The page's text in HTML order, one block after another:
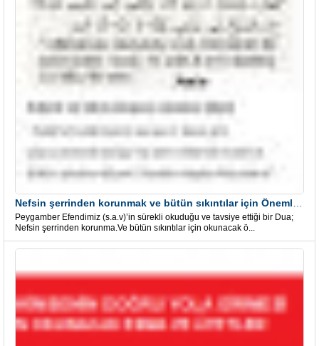
Peygamber Efendimiz (s.a.v)’in sürekli okuduğu ve tavsiye ettiği bir Dua;
Nefsin şerrinden korunma.Ve bütün sıkıntılar için okunacak ö...